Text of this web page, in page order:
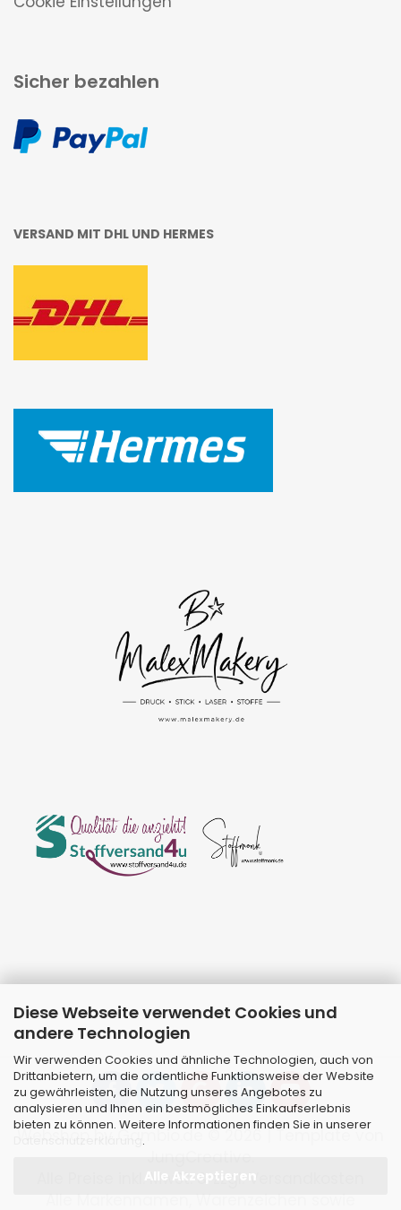
Diese Webseite verwendet Cookies und
andere Technologien
Wir verwenden Cookies und ähnliche Technologien, auch von
Drittanbietern, um die ordentliche Funktionsweise der Website
zu gewährleisten, die Nutzung unseres Angebotes zu
analysieren und Ihnen ein bestmögliches Einkaufserlebnis
bieten zu können. Weitere Informationen finden Sie in unserer
.
Alle Akzeptieren
Sicher bezahlen
VERSAND MIT DHL UND HERMES
Webshopby Gambio.de © 2026 | Template von
Alle Preise inkl. MwSt. & zzgl. Versandkosten